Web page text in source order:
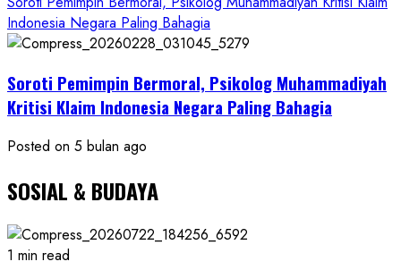
Indonesia Negara Paling Bahagia
Soroti Pemimpin Bermoral, Psikolog Muhammadiyah
Kritisi Klaim Indonesia Negara Paling Bahagia
Posted on 5 bulan ago
SOSIAL & BUDAYA
1 min read